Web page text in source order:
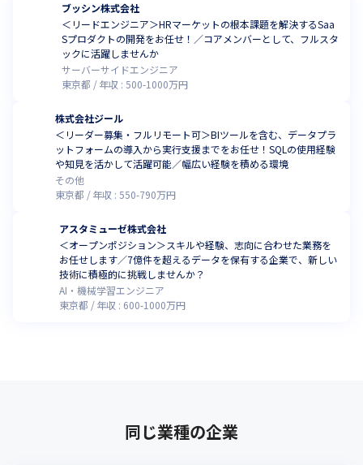
ブッシン株式会社
＜リードエンジニア＞HRマーケットの根本課題を解決するSaa
Sプロダクトの開発をお任せ！／コアメンバーとして、フルスタ
ックに活躍しませんか
サーバーサイドエンジニア
東京都
年収 : 500-1000万円
株式会社ジール
＜リーダー募集・フルリモート可＞BIツールを含む、データプラ
ットフォームの導入から実行支援までをお任せ！SQLの使用経験
や知見を活かして活躍可能／幅広い経験を積める環境
その他
東京都
年収 : 550-790万円
アスタミューゼ株式会社
＜オープンポジション＞スキルや経験、志向に合わせた業務を
お任せします／7億件を超えるデータを保有する企業で、新しい
技術に積極的に挑戦しませんか？
AI・機械学習エンジニア
東京都
年収 : 600-1000万円
同じ業種の企業